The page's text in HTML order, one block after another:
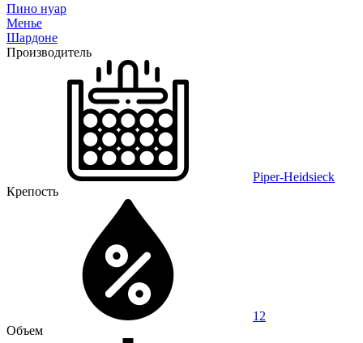
Пино нуар
Менье
Шардоне
Производитель
Piper-Heidsieck
Крепость
12
Объем